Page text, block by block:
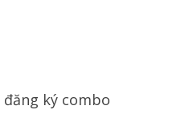
ký combo